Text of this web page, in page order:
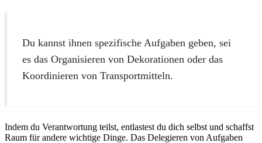
Du kannst ihnen spezifische Aufgaben geben, sei
es das Organisieren von Dekorationen oder das
Koordinieren von Transportmitteln.
Indem du Verantwortung teilst, entlastest du dich selbst und schaffst
Raum für andere wichtige Dinge. Das Delegieren von Aufgaben